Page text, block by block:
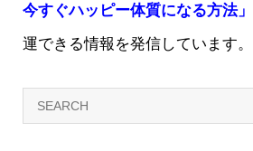
今すぐハッピー体質になる方法」
運できる情報を発信しています。